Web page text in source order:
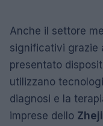
Anche il settore
significativi grazie
presentato
utilizzano
diagnosi e la
imprese dello